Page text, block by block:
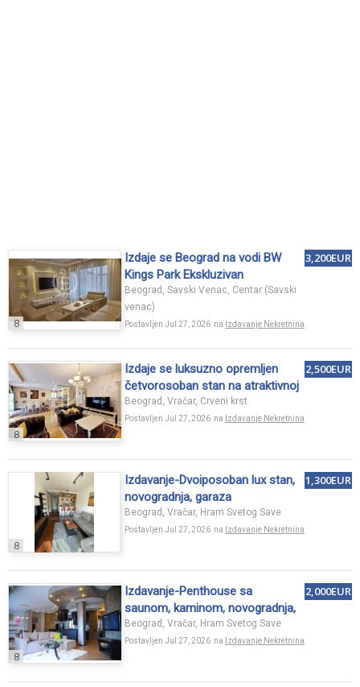
8
Izdaje se Beograd na vodi BW
Kings Park Ekskluzivan
Beograd, Savski Venac, Centar (Savski
venac)
Postavljen Jul 27, 2026 na Izdavanje Nekretnina
3,200EUR
8
Izdaje se luksuzno opremljen
četvorosoban stan na atraktivnoj
lokaciji – Crveni krst.
Beograd, Vračar, Crveni krst
Postavljen Jul 27, 2026 na Izdavanje Nekretnina
2,500EUR
8
Izdavanje-Dvoiposoban lux stan,
novogradnja, garaza
Beograd, Vračar, Hram Svetog Save
Postavljen Jul 27, 2026 na Izdavanje Nekretnina
1,300EUR
8
Izdavanje-Penthouse sa
saunom, kaminom, novogradnja,
garaza
Beograd, Vračar, Hram Svetog Save
Postavljen Jul 27, 2026 na Izdavanje Nekretnina
2,000EUR